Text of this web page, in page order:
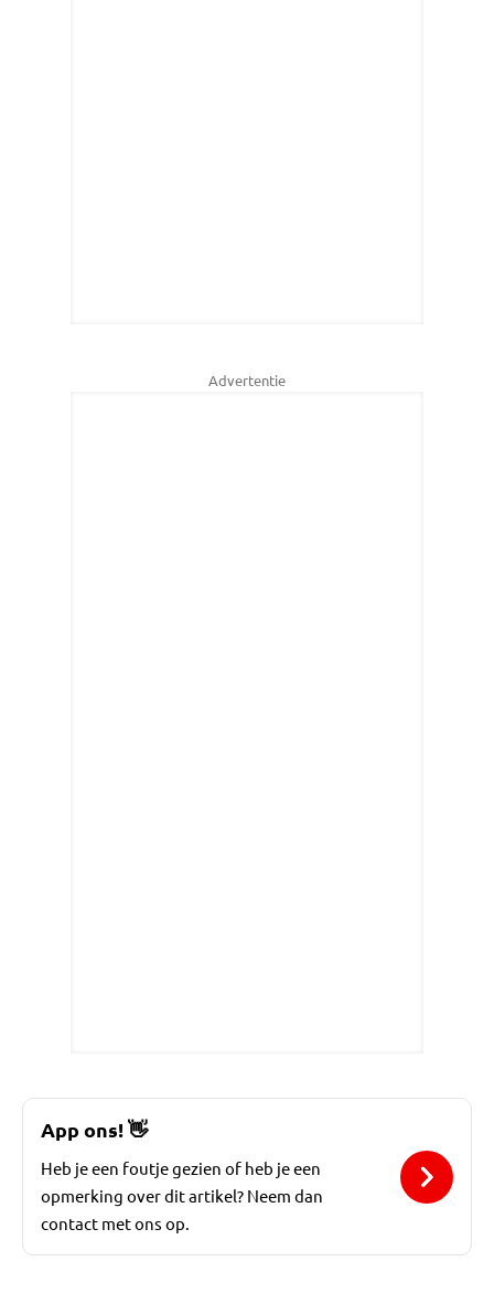
Advertentie
App ons!👋
Heb je een foutje gezien of heb je een
opmerking over dit artikel? Neem dan
contact met ons op.